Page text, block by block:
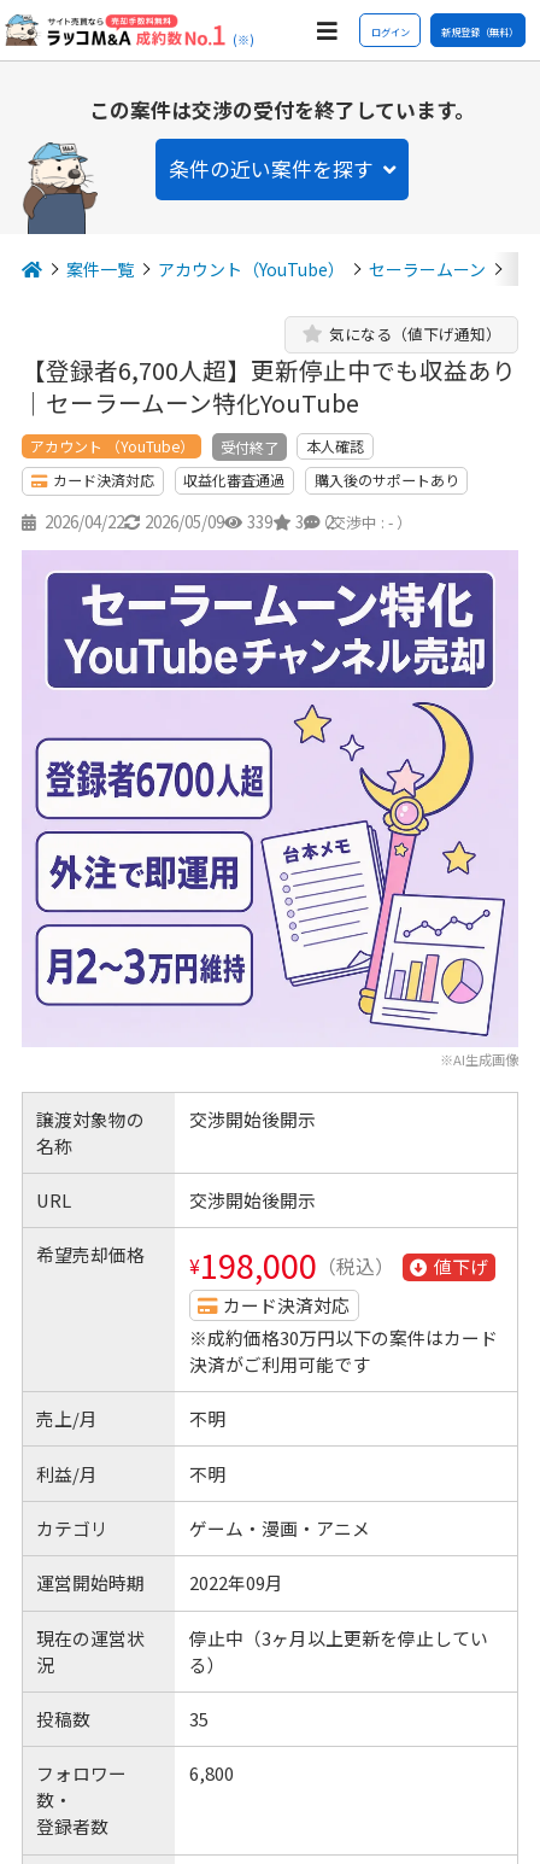
(※) ログイン 新規登録（無料）
この案件は交渉の受付を終了しています。
条件の近い案件を探す
案件一覧 アカウント（YouTube） セーラームーン
【登録者6,700人超】更新停止中でも収益あり
｜セーラームーン特化YouTube
気になる（値下げ通知）
アカウント （YouTube） 受付終了
本人確認
カード決済対応
収益化審査通過 購入後のサポートあり
2026/04/22 2026/05/09 339 3 2
（交渉中 : - ）
※AI生成画像
譲渡対象物の
名称
交渉開始後開示
URL 交渉開始後開示
希望売却価格 ¥198,000 （税込）
値下げ
カード決済対応
※成約価格30万円以下の案件はカード
決済がご利用可能です
売上/月 不明
利益/月 不明
カテゴリ ゲーム・漫画・アニメ
運営開始時期 2022年09月
現在の運営状
況
停止中（3ヶ月以上更新を停止してい
る）
投稿数 35
フォロワー
数・
登録者数
6,800